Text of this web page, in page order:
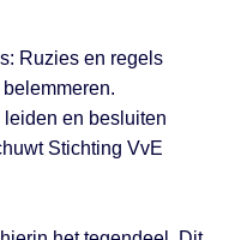
Ruzies en regels
en besluiten
Stichting VvE